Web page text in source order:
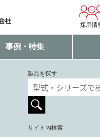
採用情
事例・特集
製品を探す
サイト内検索